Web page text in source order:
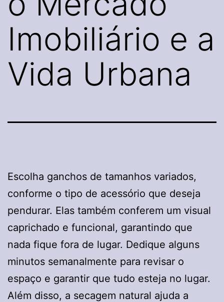
Imobiliário e a
Vida Urbana
Escolha ganchos de tamanhos variados,
conforme o tipo de acessório que deseja
pendurar. Elas também conferem um visual
caprichado e funcional, garantindo que
nada fique fora de lugar. Dedique alguns
minutos semanalmente para revisar o
espaço e garantir que tudo esteja no lugar.
Além disso, a secagem natural ajuda a